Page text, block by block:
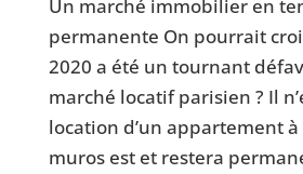
Un marché immobilier en
permanente On pourrait
2020 a été un tournant
marché locatif parisien ? Il
location d’un appartement
muros est et restera